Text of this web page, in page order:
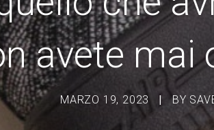
avete mai
MARZO 19, 2023 | BY